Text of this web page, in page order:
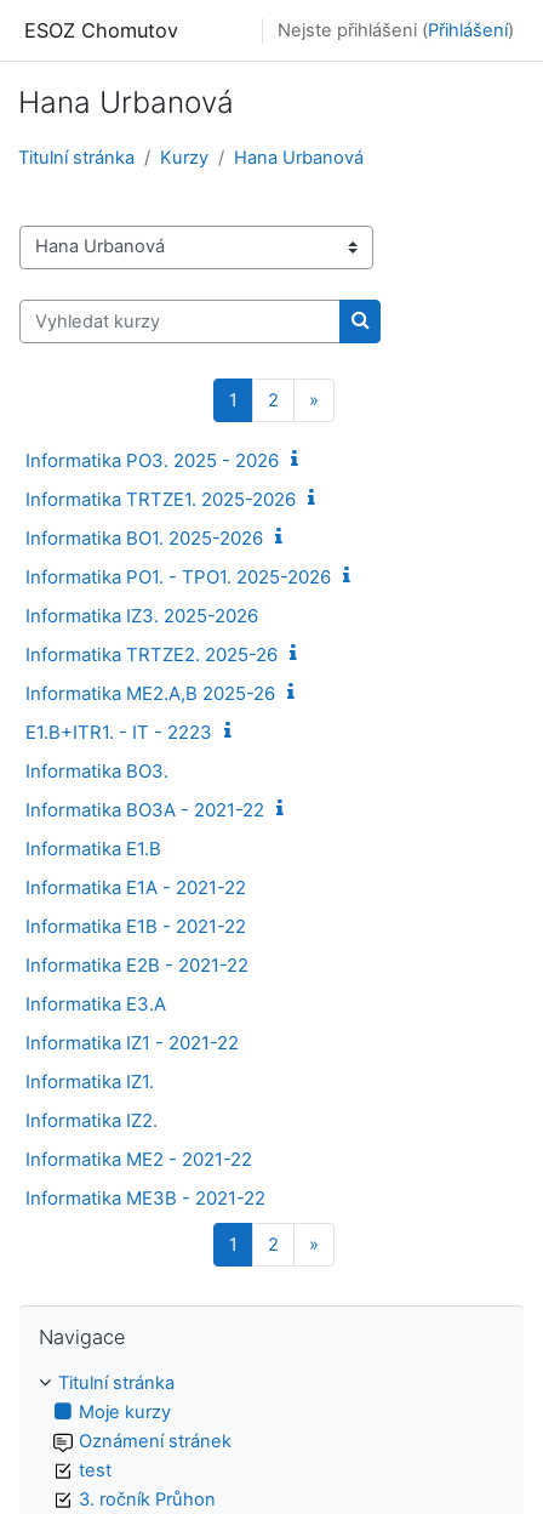
ESOZ Chomutov Nejste přihlášeni (Přihlášení)
Hana Urbanová
Titulní stránka Kurzy Hana Urbanová
Kategorie kurzů
Vyhledat kurzy
Vyhledat kurzy
1 Stránka 1
2Stránka 2
»Další stránka
Informatika PO3. 2025 - 2026
Informatika TRTZE1. 2025-2026
Informatika BO1. 2025-2026
Informatika PO1. - TPO1. 2025-2026
Informatika IZ3. 2025-2026
Informatika TRTZE2. 2025-26
Informatika ME2.A,B 2025-26
E1.B+ITR1. - IT - 2223
Informatika BO3.
Informatika BO3A - 2021-22
Informatika E1.B
Informatika E1A - 2021-22
Informatika E1B - 2021-22
Informatika E2B - 2021-22
Informatika E3.A
Informatika IZ1 - 2021-22
Informatika IZ1.
Informatika IZ2.
Informatika ME2 - 2021-22
Informatika ME3B - 2021-22
1 Stránka 1
2Stránka 2
»Další stránka
Navigace
Titulní stránka
Moje kurzy
Oznámení stránek
test
3. ročník Průhon